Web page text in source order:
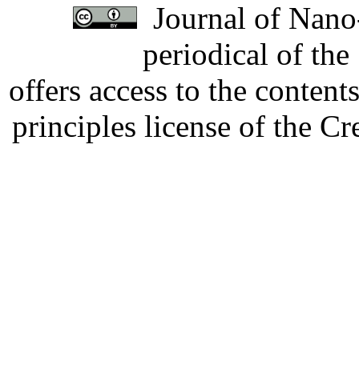
Journal of
periodical of
offers access to the
principles license of the